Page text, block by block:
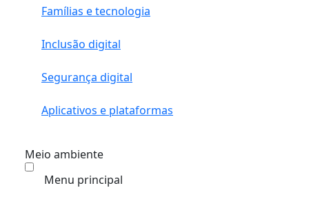
Famílias e tecnologia
Inclusão digital
Segurança digital
Aplicativos e plataformas
Meio ambiente
Menu principal